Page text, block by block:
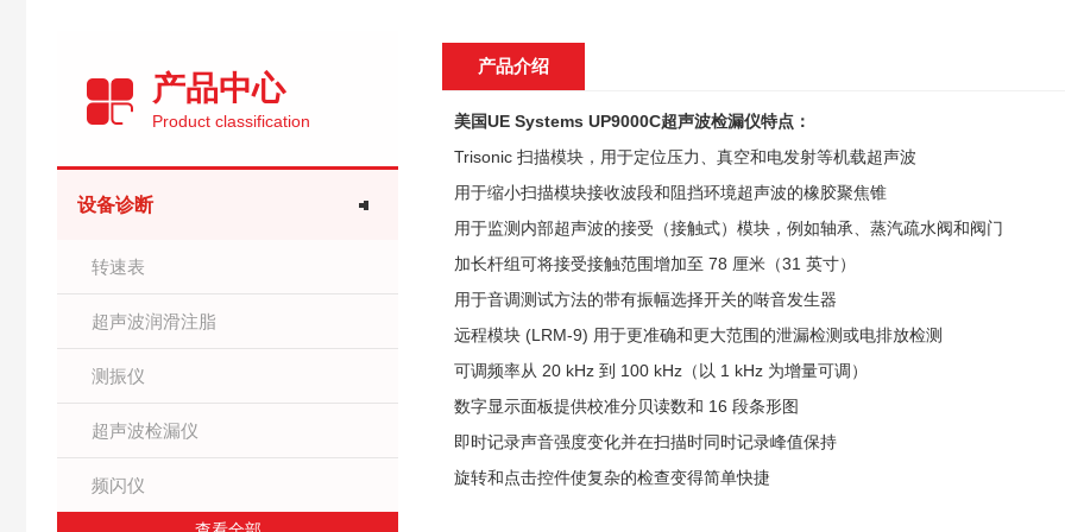
产品中心
Product classification
设备诊断
转速表
超声波润滑注脂
测振仪
超声波检漏仪
频闪仪
产品介绍
美国UE Systems UP9000C超声波检漏仪特点：
Trisonic 扫描模块，用于定位压力、真空和电发射等机载超声波
用于缩小扫描模块接收波段和阻挡环境超声波的橡胶聚焦锥
用于监测内部超声波的接受（接触式）模块，例如轴承、蒸汽疏水阀和阀门
加长杆组可将接受接触范围增加至 78 厘米（31 英寸）
用于音调测试方法的带有振幅选择开关的啭音发生器
远程模块 (LRM-9) 用于更准确和更大范围的泄漏检测或电排放检测
可调频率从 20 kHz 到 100 kHz（以 1 kHz 为增量可调）
数字显示面板提供校准分贝读数和 16 段条形图
即时记录声音强度变化并在扫描时同时记录峰值保持
旋转和点击控件使复杂的检查变得简单快捷